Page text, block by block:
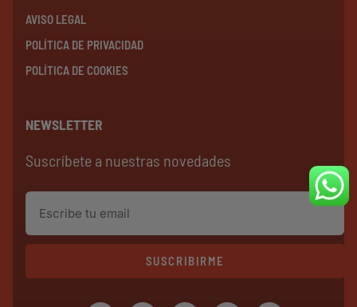
AVISO LEGAL
POLÍTICA DE PRIVACIDAD
POLÍTICA DE COOKIES
NEWSLETTER
Suscríbete a nuestras novedades
SUSCRIBIRME